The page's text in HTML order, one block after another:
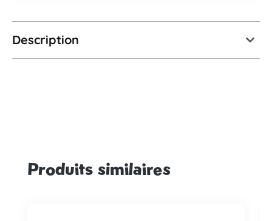
Description
Ignorer la galerie de produits
Produits similaires